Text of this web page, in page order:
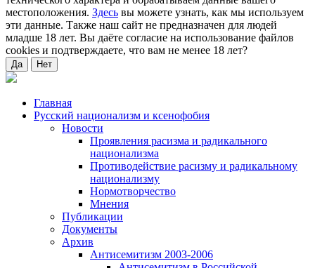
местоположения. Здесь вы можете узнать, как мы используем
эти данные. Также наш сайт не предназначен для людей
младше 18 лет. Вы даёте согласие на использование файлов
cookies и подтверждаете, что вам не менее 18 лет?
Да Нет
Главная
Русский национализм и ксенофобия
Новости
Проявления расизма и радикального
национализма
Противодействие расизму и радикальному
национализму
Нормотворчество
Мнения
Публикации
Документы
Архив
Антисемитизм 2003-2006